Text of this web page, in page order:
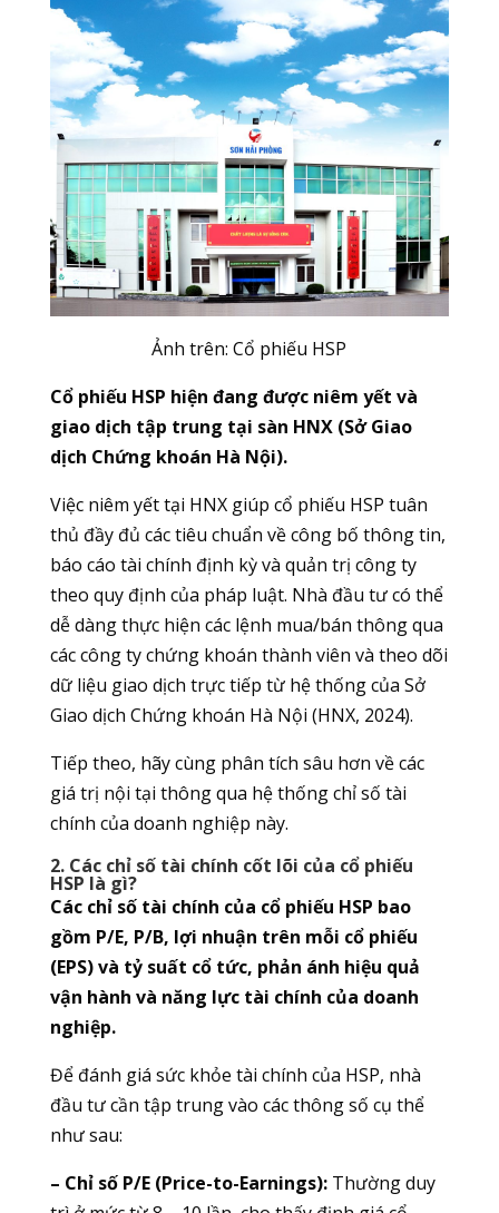
Ảnh trên: Cổ phiếu HSP
Cổ phiếu HSP hiện đang được niêm yết và
giao dịch tập trung tại sàn HNX (Sở Giao
dịch Chứng khoán Hà Nội).
Việc niêm yết tại HNX giúp cổ phiếu HSP tuân
thủ đầy đủ các tiêu chuẩn về công bố thông tin,
báo cáo tài chính định kỳ và quản trị công ty
theo quy định của pháp luật. Nhà đầu tư có thể
dễ dàng thực hiện các lệnh mua/bán thông qua
các công ty chứng khoán thành viên và theo dõi
dữ liệu giao dịch trực tiếp từ hệ thống của Sở
Giao dịch Chứng khoán Hà Nội (HNX, 2024).
Tiếp theo, hãy cùng phân tích sâu hơn về các
giá trị nội tại thông qua hệ thống chỉ số tài
chính của doanh nghiệp này.
2. Các chỉ số tài chính cốt lõi của cổ phiếu
HSP là gì?
Các chỉ số tài chính của cổ phiếu HSP bao
gồm P/E, P/B, lợi nhuận trên mỗi cổ phiếu
(EPS) và tỷ suất cổ tức, phản ánh hiệu quả
vận hành và năng lực tài chính của doanh
nghiệp.
Để đánh giá sức khỏe tài chính của HSP, nhà
đầu tư cần tập trung vào các thông số cụ thể
như sau:
– Chỉ số P/E (Price-to-Earnings):Thường duy